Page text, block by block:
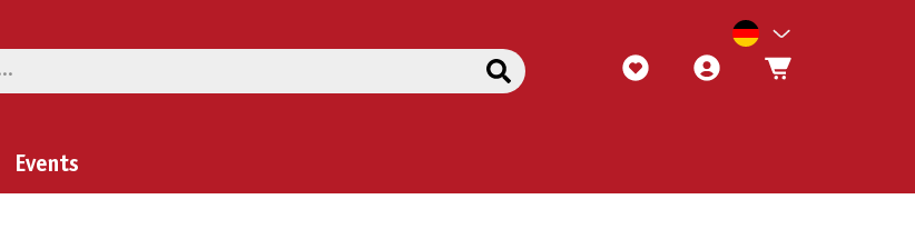
Events